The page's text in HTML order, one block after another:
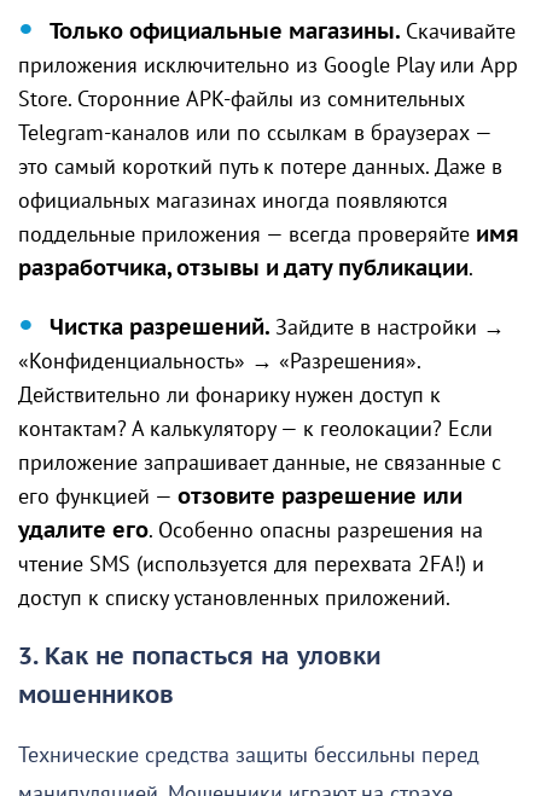
Только официальные магазины. Скачивайте
приложения исключительно из Google Play или App
Store. Сторонние APK-файлы из сомнительных
Telegram-каналов или по ссылкам в браузерах —
это самый короткий путь к потере данных. Даже в
официальных магазинах иногда появляются
поддельные приложения — всегда проверяйте имя
разработчика, отзывы и дату публикации.
Чистка разрешений. Зайдите в настройки →
«Конфиденциальность» → «Разрешения».
Действительно ли фонарику нужен доступ к
контактам? А калькулятору — к геолокации? Если
приложение запрашивает данные, не связанные с
его функцией — отзовите разрешение или
удалите его. Особенно опасны разрешения на
чтение SMS (используется для перехвата 2FA!) и
доступ к списку установленных приложений.
3. Как не попасться на уловки
мошенников
Технические средства защиты бессильны перед